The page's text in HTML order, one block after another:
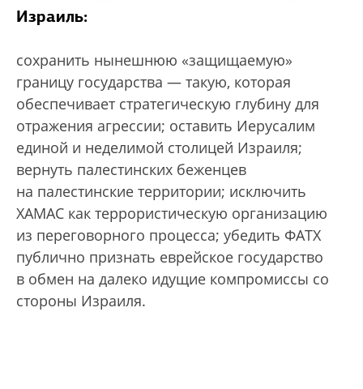
Израиль:
сохранить нынешнюю «защищаемую»
границу государства — такую, которая
обеспечивает стратегическую глубину для
отражения агрессии; оставить Иерусалим
единой и неделимой столицей Израиля;
вернуть палестинских беженцев
на палестинские территории; исключить
ХАМАС как террористическую организацию
из переговорного процесса; убедить ФАТХ
публично признать еврейское государство
в обмен на далеко идущие компромиссы со
стороны Израиля.